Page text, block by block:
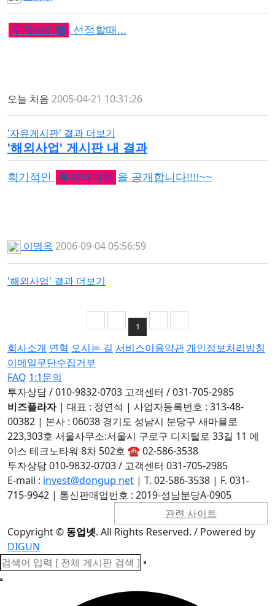
투자아이템 선정할때...
오늘 처음 2005-04-21 10:31:26
'자유게시판' 결과 더보기
'해외사업 ' 게시판 내 결과
획기적인 투자아이템 을 공개합니다!!!!~~
이명옥 2006-09-04 05:56:59
'해외사업' 결과 더보기
1
회사소개 연혁 오시는 길 서비스이용약관 개인정보처리방침
이메일무단수집거부
FAQ 1:1문의
투자상담 / 010-9832-0703 고객센터 / 031-705-2985
비즈플라자 | 대표 : 정연석 | 사업자등록번호 : 313-48-
00382 | 본사 : 06038 경기도 성남시 분당구 새마을로
223,303호 서울사무소:서울시 구로구 디지털로 33길 11 에
이스 테크노타워 8차 502호 ☎ 02-586-3538
투자상담 010-9832-0703 / 고객센터 031-705-2985
E-mail : invest@dongup net | T. 02-586-3538 | F. 031-
715-9942 | 통신판매업번호 : 2019-성남분당A-0905
관련 사이트
Copyright© 동업넷. All Rights Reserved. / Powered by
DIGUN